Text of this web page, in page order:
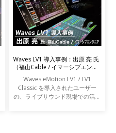
Waves LV1 導入事例：出原 亮 氏
（福山Cable / イマーシブエンジ
Waves eMotion LV1 / LV1
Classic を導入されたユーザー
の、ライブサウンド現場での活用